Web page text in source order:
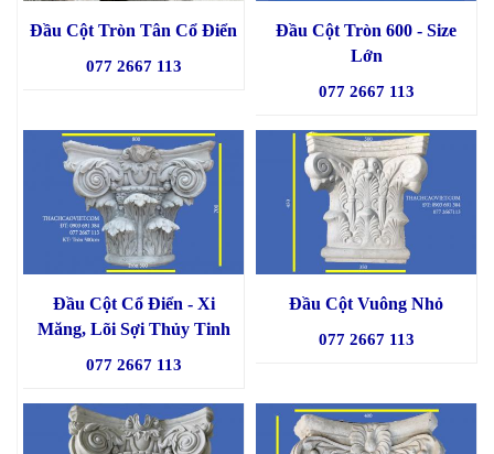
Đầu Cột Tròn Tân Cổ Điển
077 2667 113
Đầu Cột Tròn 600 - Size
Lớn
077 2667 113
Đầu Cột Cổ Điển - Xi
Măng, Lõi Sợi Thủy Tinh
077 2667 113
Đầu Cột Vuông Nhỏ
077 2667 113